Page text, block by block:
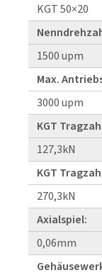
KGT 50×20
1500 upm
Max.
3000 upm
KGT
127,3kN
KGT
270,3kN
Axialspiel:
0,06mm